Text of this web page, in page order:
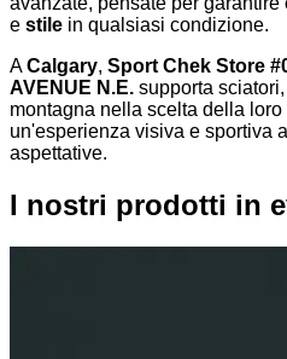
e stile in qualsiasi condizione.
ACalgary, Sport Chek Store
AVENUE N.E. supporta
montagna nella scelta della loro
un'esperienza visiva e sportiva
aspettative.
I nostri prodotti in